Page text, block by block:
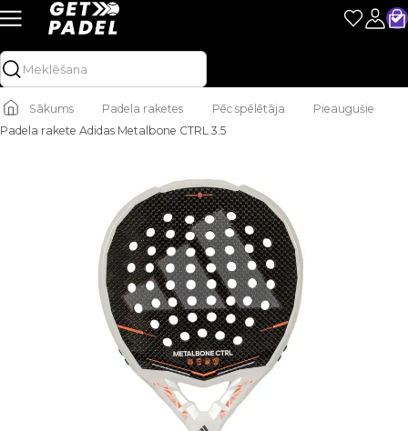
Sākums Padela raketes Pēc spēlētāja
Pieaugušie
Padela rakete Adidas Metalbone CTRL 3.5